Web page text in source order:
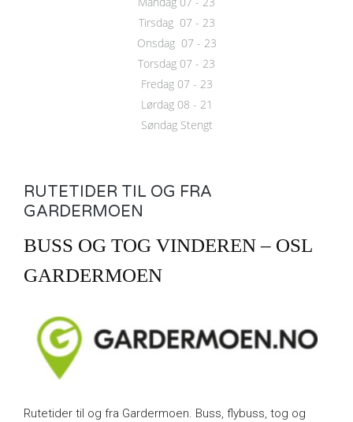
Tirsdag 07 - 23
Onsdag 07 - 23
Torsdag 07 - 23
Fredag 07 - 23
Lørdag 08 - 21
Søndag Stengt
RUTETIDER TIL OG FRA
GARDERMOEN
BUSS OG TOG VINDEREN – OSL
GARDERMOEN
Rutetider til og fra Gardermoen. Buss, flybuss, tog og